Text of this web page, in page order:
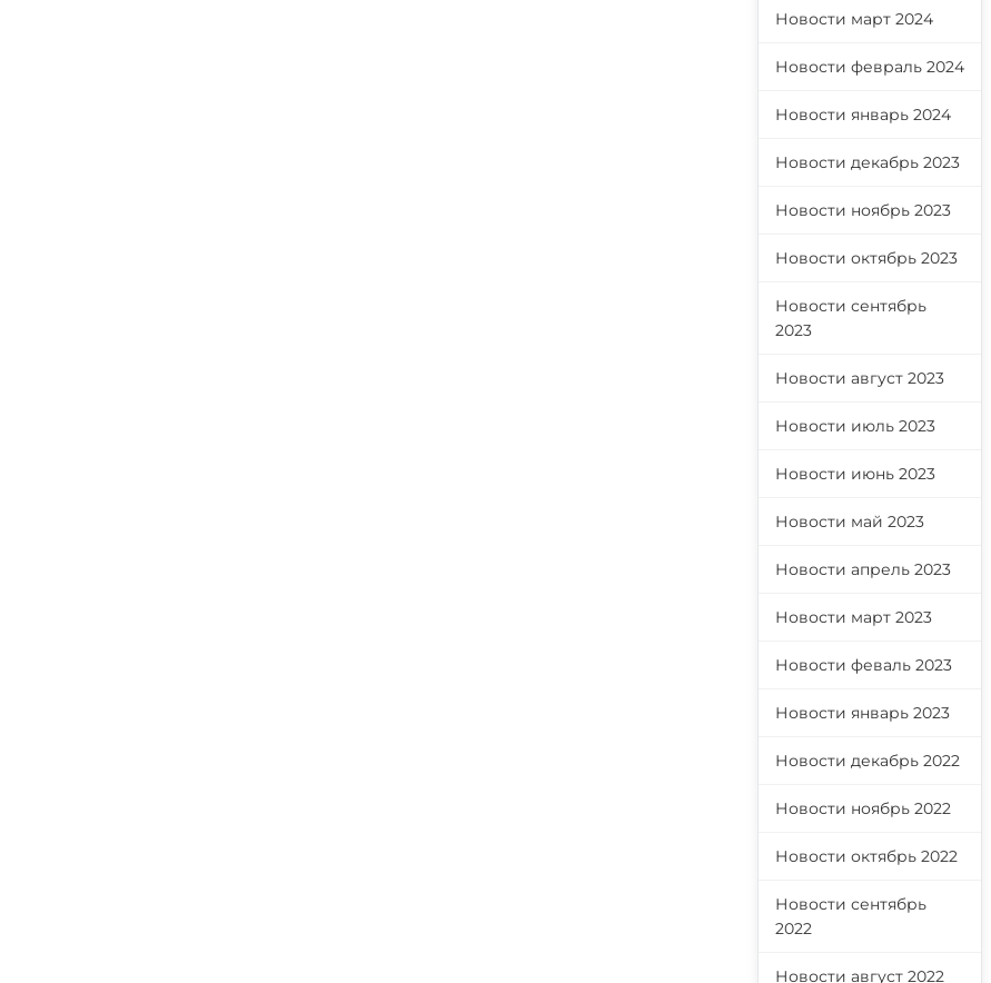
Новости март 2024
Новости февраль 2024
Новости январь 2024
Новости декабрь 2023
Новости ноябрь 2023
Новости октябрь 2023
Новости сентябрь
2023
Новости август 2023
Новости июль 2023
Новости июнь 2023
Новости май 2023
Новости апрель 2023
Новости март 2023
Новости феваль 2023
Новости январь 2023
Новости декабрь 2022
Новости ноябрь 2022
Новости октябрь 2022
Новости сентябрь
2022
Новости август 2022